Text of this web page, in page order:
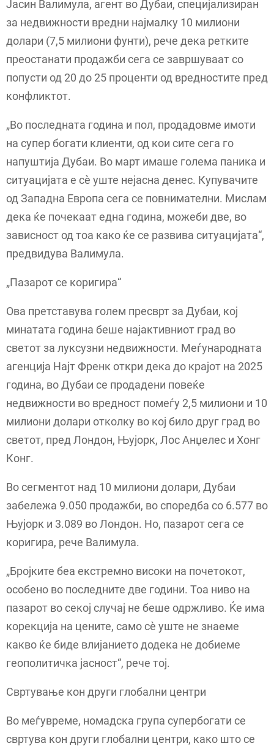
Јасин Валимула, агент во Дубаи, специјализиран
за недвижности вредни најмалку 10 милиони
долари (7,5 милиони фунти), рече дека ретките
преостанати продажби сега се завршуваат со
попусти од 20 до 25 проценти од вредностите пред
конфликтот.
„Во последната година и пол, продадовме имоти
на супер богати клиенти, од кои сите сега го
напуштија Дубаи. Во март имаше голема паника и
ситуацијата е сè уште нејасна денес. Купувачите
од Западна Европа сега се повнимателни. Мислам
дека ќе почекаат една година, можеби две, во
зависност од тоа како ќе се развива ситуацијата“,
предвидува Валимула.
„Пазарот се коригира“
Ова претставува голем пресврт за Дубаи, кој
минатата година беше најактивниот град во
светот за луксузни недвижности. Меѓународната
агенција Најт Френк откри дека до крајот на 2025
година, во Дубаи се продадени повеќе
недвижности во вредност помеѓу 2,5 милиони и 10
милиони долари отколку во кој било друг град во
светот, пред Лондон, Њујорк, Лос Анџелес и Хонг
Конг.
Во сегментот над 10 милиони долари, Дубаи
забележа 9.050 продажби, во споредба со 6.577 во
Њујорк и 3.089 во Лондон. Но, пазарот сега се
коригира, рече Валимула.
„Бројките беа екстремно високи на почетокот,
особено во последните две години. Тоа ниво на
пазарот во секој случај не беше одржливо. Ќе има
корекција на цените, само сè уште не знаеме
какво ќе биде влијанието додека не добиеме
геополитичка јасност“, рече тој.
Свртување кон други глобални центри
Во меѓувреме, номадска група супербогати се
свртува кон други глобални центри, како што се